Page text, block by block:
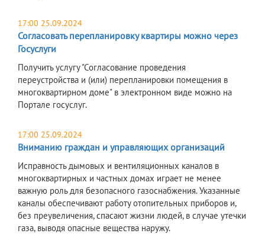
17:00 25.09.2024
Согласовать перепланировку квартиры можно через
Госуслуги
Получить услугу "Согласование проведения
переустройства и (или) перепланировки помещения в
многоквартирном доме" в электронном виде можно на
Портале госуслуг.
17:00 25.09.2024
Вниманию граждан и управляющих организаций
Исправность дымовых и вентиляционных каналов в
многоквартирных и частных домах играет не менее
важную роль для безопасного газоснабжения. Указанные
каналы обеспечивают работу отопительных приборов и,
без преувеличения, спасают жизни людей, в случае утечки
газа, выводя опасные вещества наружу.